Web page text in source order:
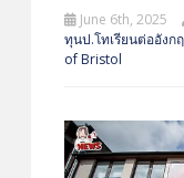
June 6th, 2025
ทุนป.โทเรียนต่ออังก
of Bristol